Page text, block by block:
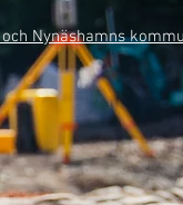
Nynäshamns